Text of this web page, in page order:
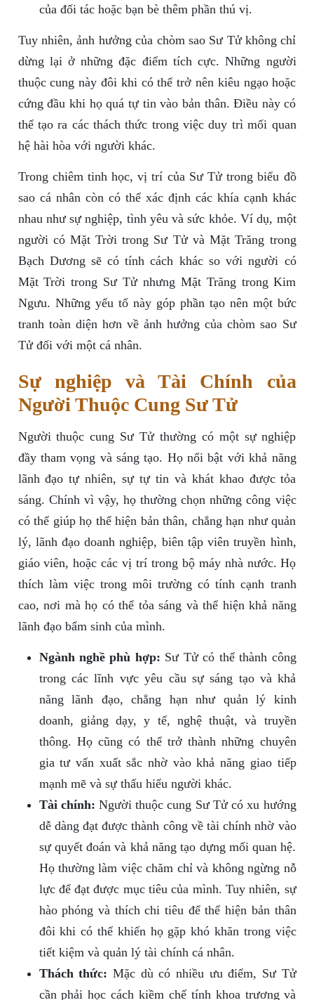
của đối tác hoặc bạn bè thêm phần thú vị.
Tuy nhiên, ảnh hưởng của chòm sao Sư Tử không chỉ
dừng lại ở những đặc điểm tích cực. Những người
thuộc cung này đôi khi có thể trở nên kiêu ngạo hoặc
cứng đầu khi họ quá tự tin vào bản thân. Điều này có
thể tạo ra các thách thức trong việc duy trì mối quan
hệ hài hòa với người khác.
Trong chiêm tinh học, vị trí của Sư Tử trong biểu đồ
sao cá nhân còn có thể xác định các khía cạnh khác
nhau như sự nghiệp, tình yêu và sức khỏe. Ví dụ, một
người có Mặt Trời trong Sư Tử và Mặt Trăng trong
Bạch Dương sẽ có tính cách khác so với người có
Mặt Trời trong Sư Tử nhưng Mặt Trăng trong Kim
Ngưu. Những yếu tố này góp phần tạo nên một bức
tranh toàn diện hơn về ảnh hưởng của chòm sao Sư
Tử đối với một cá nhân.
Sự nghiệp và Tài Chính của
Người Thuộc Cung Sư Tử
Người thuộc cung Sư Tử thường có một sự nghiệp
đầy tham vọng và sáng tạo. Họ nổi bật với khả năng
lãnh đạo tự nhiên, sự tự tin và khát khao được tỏa
sáng. Chính vì vậy, họ thường chọn những công việc
có thể giúp họ thể hiện bản thân, chẳng hạn như quản
lý, lãnh đạo doanh nghiệp, biên tập viên truyền hình,
giáo viên, hoặc các vị trí trong bộ máy nhà nước. Họ
thích làm việc trong môi trường có tính cạnh tranh
cao, nơi mà họ có thể tỏa sáng và thể hiện khả năng
lãnh đạo bẩm sinh của mình.
Ngành nghề phù hợp: Sư Tử có thể thành công
trong các lĩnh vực yêu cầu sự sáng tạo và khả
năng lãnh đạo, chẳng hạn như quản lý kinh
doanh, giảng dạy, y tế, nghệ thuật, và truyền
thông. Họ cũng có thể trở thành những chuyên
gia tư vấn xuất sắc nhờ vào khả năng giao tiếp
mạnh mẽ và sự thấu hiểu người khác.
Tài chính: Người thuộc cung Sư Tử có xu hướng
dễ dàng đạt được thành công về tài chính nhờ vào
sự quyết đoán và khả năng tạo dựng mối quan hệ.
Họ thường làm việc chăm chỉ và không ngừng nỗ
lực để đạt được mục tiêu của mình. Tuy nhiên, sự
hào phóng và thích chi tiêu để thể hiện bản thân
đôi khi có thể khiến họ gặp khó khăn trong việc
tiết kiệm và quản lý tài chính cá nhân.
Thách thức: Mặc dù có nhiều ưu điểm, Sư Tử
cần phải học cách kiềm chế tính khoa trương và